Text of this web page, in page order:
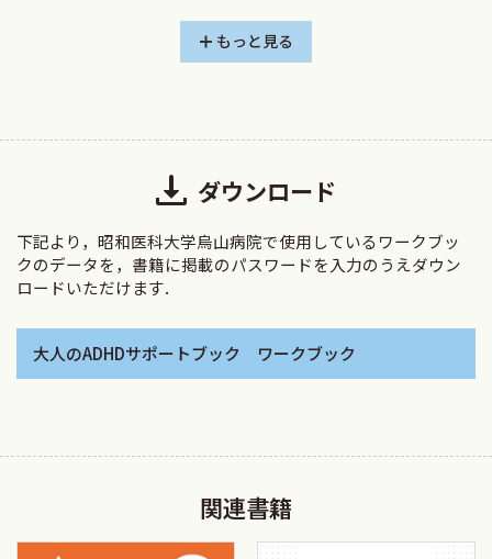
かせるよう支えていくこと，そして環境を適切に調整していく
ことが重要になります．本書では，生活支援や就労支援にと
さらに時間が限られてしまう診察や検査・相談だけでは見
えない情報」の大切さにもふれています．そうした観察をど
ついても解説しました．
本書は，支援者が当事者をより立体的に理解し，個別性と
指しています．本書を通して，ADHD支援に取り組むことへの
最後に，日々ともに試行錯誤を重ねてきたデイケアスタッ
フの皆様，そしてプログラムに参加してくださった皆様に，
心より感謝申し上げます．
C 面接・情報収集―インテーク面接で聞くべき項目，介入
のヒントとなる情報―
A−1 ADHD専門プログラムの概要
A−3 ADHD専門プログラム進行のコツとトラブル対処
B 専門プログラムから生まれた，みんなの困りごと対処
C ADHD専門プログラム以外のデイケアプログラム
D チームアプローチのコツ
A 面談・心理的サポート 横井英樹
C 就労支援 水野 健
D 家族との関係や家族への説明の仕方（ADHDの家族介
もっと見る
ダウンロード
下記より，昭和医科大学烏山病院で使用しているワークブッ
クのデータを，書籍に掲載のパスワードを入力のうえダウン
ロードいただけます．
大人のADHDサポートブック ワークブック
関連書籍